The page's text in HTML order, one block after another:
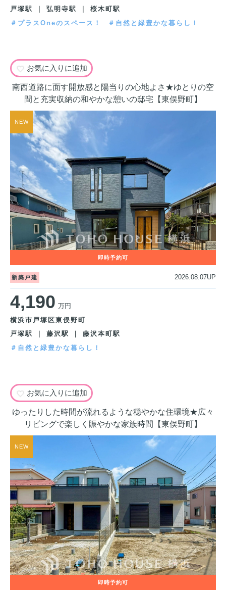
戸塚駅 ｜ 弘明寺駅 ｜ 桜木町駅
＃プラスOneのスペース！
＃自然と緑豊かな暮らし！
お気に入りに追加
南西道路に面す開放感と陽当りの心地よさ★ゆとりの空
間と充実収納の和やかな憩いの邸宅【東俣野町】
新築戸建 2026.08.07UP
4,190 万円
横浜市戸塚区東俣野町
戸塚駅 ｜ 藤沢駅 ｜ 藤沢本町駅
＃自然と緑豊かな暮らし！
お気に入りに追加
ゆったりした時間が流れるような穏やかな住環境★広々
リビングで楽しく賑やかな家族時間【東俣野町】